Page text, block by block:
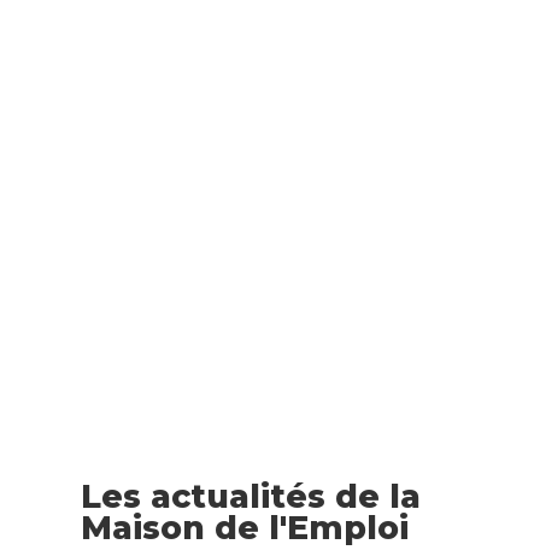
Les actualités de la
Maison de l'Emploi